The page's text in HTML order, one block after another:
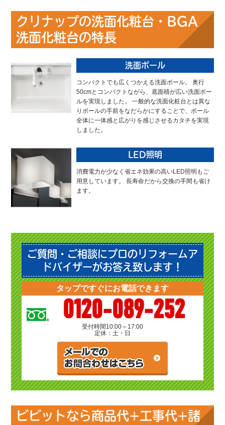
クリナップの洗面化粧台・BGA
洗面化粧台の特長
洗面ボール
コンパクトでも広くつかえる洗面ボール。 奥行
50cmとコンパクトながら、底面積が広い洗面ボー
ルを実現しました。 一般的な洗面化粧台とは異な
りボールの手前をなだらかにすることで、ボール
全体に一体感と広がりを感じさせるカタチを実現
しました。
LED照明
消費電力が少なく省エネ効果の高いLED照明もご
用意しています。 長寿命だから交換の手間も省け
ます。
ご質問・ご相談にプロのリフォームア
ドバイザーがお答え致します！
タップですぐにお電話できます
0120-089-252
受付時間 10:00～17:00
定休：土・日
ビビットなら商品代+工事代+諸